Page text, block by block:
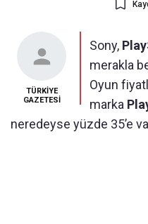
TÜRKİYE
GAZETESİ
Sony,
merakla
Oyun
marka
neredeyse yüzde 35’e